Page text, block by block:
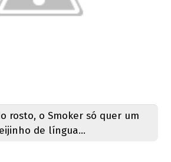
rosto, o Smoker só quer um
de língua...